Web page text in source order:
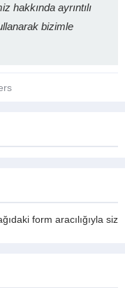
hakkında ayrıntılı
bizimle
form aracılığıyla siz